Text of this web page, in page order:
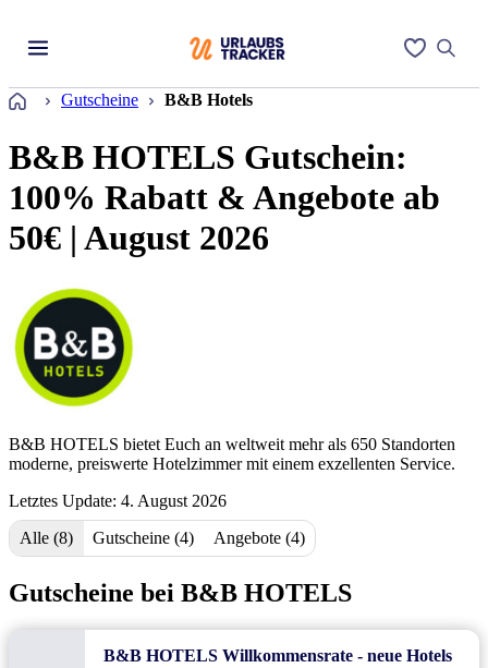
Startseite
Gutscheine B&B Hotels
B&B HOTELS Gutschein:
100% Rabatt & Angebote ab
50€ | August 2026
B&B HOTELS bietet Euch an weltweit mehr als 650 Standorten
moderne, preiswerte Hotelzimmer mit einem exzellenten Service.
Letztes Update: 4. August 2026
Alle (8)
Gutscheine (4) Angebote (4)
Gutscheine bei B&B HOTELS
B&B HOTELS Willkommensrate - neue Hotels